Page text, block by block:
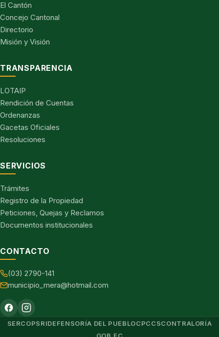
El Cantón
Concejo Cantonal
Directorio
Misión y Visión
TRANSPARENCIA
LOTAIP
Rendición de Cuentas
Ordenanzas
Gacetas Oficiales
Resoluciones
SERVICIOS
Trámites
Registro de la Propiedad
Peticiones, Quejas y Reclamos
Documentos institucionales
CONTACTO
(03) 2790-141
municipio_mera@hotmail.com
SERCOPSRIDEFENSORÍA DEL PUEBLOCPCCSCONTRALORÍA